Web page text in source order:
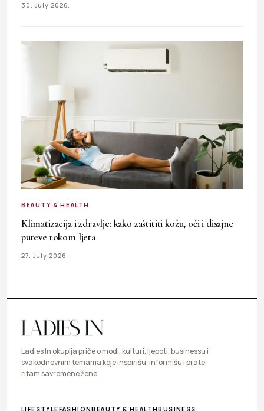
30. July 2026.
BEAUTY & HEALTH
Klimatizacija i zdravlje: kako zaštititi kožu, oči i disajne
puteve tokom ljeta
27. July 2026.
Ladies In okuplja priče o modi, kulturi, ljepoti, businessu i
svakodnevnim temama koje inspirišu, informišu i prate
ritam savremene žene.
LIFESTYLEFASHIONBEAUTY & HEALTHBUSINESS